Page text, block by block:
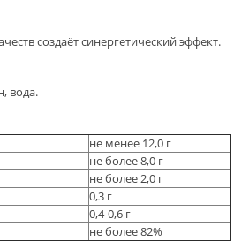
создаёт синергетический эффект.
вода.
не менее 12,0 г
не более 8,0 г
не более 2,0 г
0,3 г
0,4-0,6 г
не более 82%